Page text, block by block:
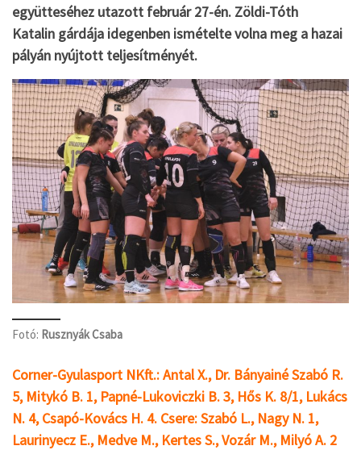
együtteséhez utazott február 27-én. Zöldi-Tóth
Katalin gárdája idegenben ismételte volna meg a hazai
pályán nyújtott teljesítményét.
Fotó: Rusznyák Csaba
Corner-Gyulasport NKft.: Antal X., Dr. Bányainé Szabó R.
5, Mitykó B. 1, Papné-Lukoviczki B. 3, Hős K. 8/1, Lukács
N. 4, Csapó-Kovács H. 4. Csere: Szabó L., Nagy N. 1,
Laurinyecz E., Medve M., Kertes S., Vozár M., Milyó A. 2